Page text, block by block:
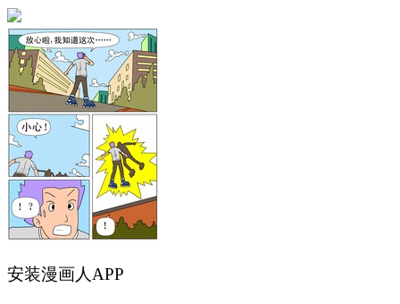
安装漫画人APP